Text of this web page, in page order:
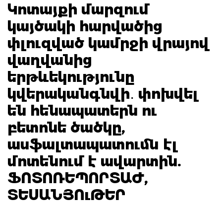
Կոտայքի մարզում
կայծակի հարվածից
փլուզված կամրջի վրայով
վաղվանից
երթևեկությունը
կվերականգնվի․ փոխվել
են հենապատերն ու
բետոնե ծածկը,
ասֆալտապատումն էլ
մոտենում է ավարտին.
ՖՈՏՈՌԵՊՈՐՏԱԺ,
ՏԵՍԱՆՅՈւԹԵՐ